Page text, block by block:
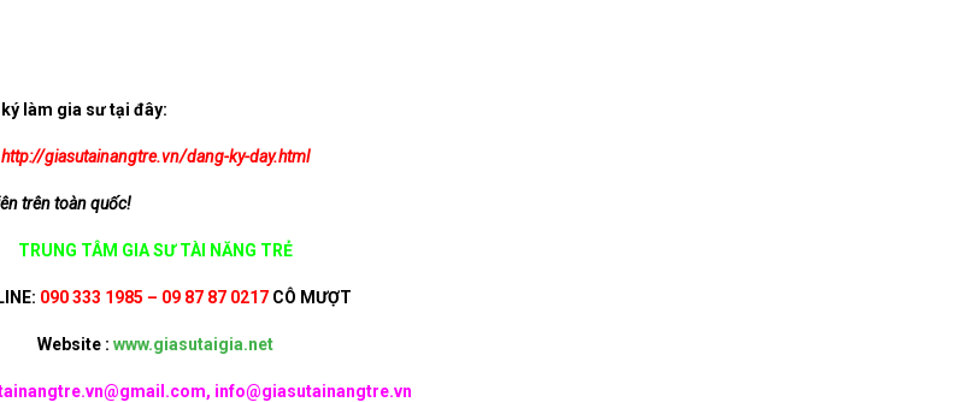
làm gia sư tại đây:
http://giasutainangtre.vn/dang-ky-day.html
trên toàn quốc!
TRUNG TÂM GIA SƯ TÀI NĂNG TRẺ
090 333 1985 – 09 87 87 0217 CÔ MƯỢT
Website : www.giasutaigia.net
info@giasutainangtre.vn